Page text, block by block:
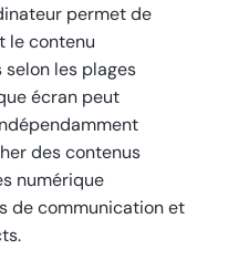
permet de
le contenu
les plages
écran peut
des contenus
numérique
de communication et